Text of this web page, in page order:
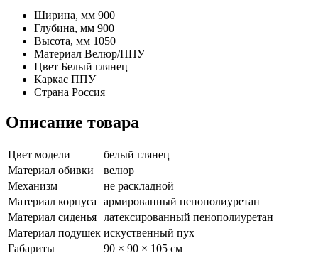
Ширина, мм 900
Глубина, мм 900
Высота, мм 1050
Материал Велюр/ППУ
Цвет Белый глянец
Каркас ППУ
Страна Россия
Описание товара
Цвет модели
белый глянец
Материал обивки
велюр
Механизм
не раскладной
Материал корпуса
армированный пенополиуретан
Материал сиденья латексированный пенополиуретан
Материал подушек искуственный пух
Габариты
90 × 90 × 105 см